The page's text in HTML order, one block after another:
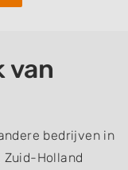
van
bedrijven in
Zuid-Holland